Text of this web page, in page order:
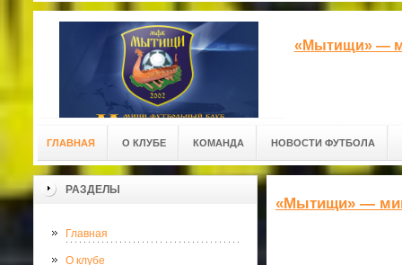
«Мытищи» —
ГЛАВНАЯ О КЛУБЕ КОМАНДА НОВОСТИ ФУТБОЛА
РАЗДЕЛЫ
Главная
О клубе
«Мытищи» —